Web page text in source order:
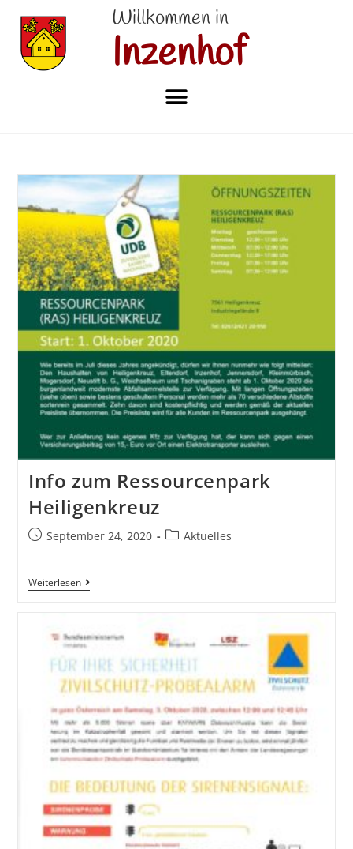
Willkommen in
Inzenhof
Info zum Ressourcenpark
Heiligenkreuz
September 24, 2020 Aktuelles
Weiterlesen